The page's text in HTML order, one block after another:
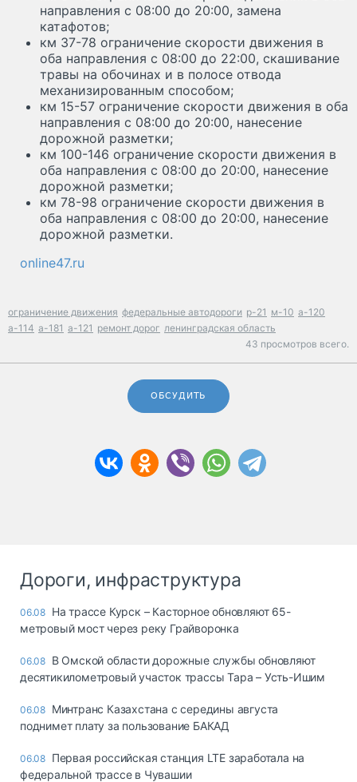
направления с 08:00 до 20:00, замена
катафотов;
км 37-78 ограничение скорости движения в
оба направления с 08:00 до 22:00, скашивание
травы на обочинах и в полосе отвода
механизированным способом;
км 15-57 ограничение скорости движения в оба
направления с 08:00 до 20:00, нанесение
дорожной разметки;
км 100-146 ограничение скорости движения в
оба направления с 08:00 до 20:00, нанесение
дорожной разметки;
км 78-98 ограничение скорости движения в
оба направления с 08:00 до 20:00, нанесение
дорожной разметки.
online47.ru
ограничение движения федеральные автодороги р-21 м-10 а-120
а-114 а-181 а-121 ремонт дорог ленинградская область
43 просмотров всего.
ОБСУДИТЬ
Дороги, инфраструктура
06.08 На трассе Курск – Касторное обновляют 65-
метровый мост через реку Грайворонка
06.08 В Омской области дорожные службы обновляют
десятикилометровый участок трассы Тара – Усть-Ишим
06.08 Минтранс Казахстана с середины августа
поднимет плату за пользование БАКАД
06.08 Первая российская станция LTE заработала на
федеральной трассе в Чувашии